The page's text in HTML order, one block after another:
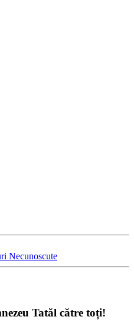
Necunoscute
Tatăl către toți!